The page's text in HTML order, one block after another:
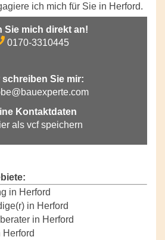
ich mich für Sie in Herford.
Sie mich direkt an!
0170-3310445
schreiben Sie mir:
Kontaktdaten
als vcf speichern
in Herford
in Herford
in Herford